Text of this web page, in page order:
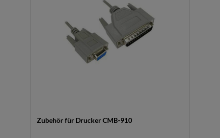
Zubehör für Drucker CMB-910